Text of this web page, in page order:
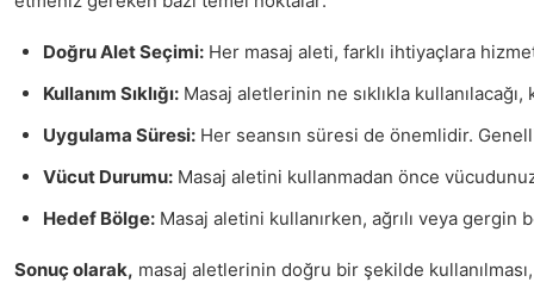
Doğru Alet Seçimi: Her masaj aleti, farklı ihtiyaçlara
Kullanım Sıklığı: Masaj aletlerinin ne sıklıkla
Uygulama Süresi: Her seansın süresi de önemlidir.
Vücut Durumu: Masaj aletini kullanmadan önce
Hedef Bölge: Masaj aletini kullanırken, ağrılı veya
Sonuç olarak, masaj aletlerinin doğru bir şekilde